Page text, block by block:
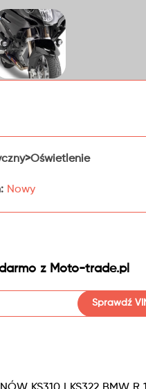
Nowy
z Moto-trade.pl
Sprawdź